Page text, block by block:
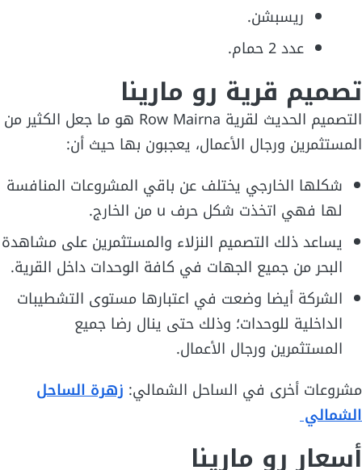
ريسبشن.
عدد 2 حمام.
تصميم قرية رو مارينا
التصميم الحديث لقرية Row Mairna هو ما جعل الكثير من
المستثمرين ورجال الأعمال، يعجبون بها حيث أن:
شكلها الخارجي يختلف عن باقي المشروعات المنافسة
لها فهي اتخذت شكل حرف u من الخارج.
يساعد ذلك التصميم النزلاء والمستثمرين على مشاهدة
البحر من جميع الجهات في كافة الوحدات داخل القرية.
الشركة أيضا وضعت في اعتبارها مستوى التشطيبات
الداخلية للوحدات؛ وذلك حتى ينال رضا جميع
المستثمرين ورجال الأعمال.
مشروعات أخرى في الساحل الشمالي: زهرة الساحل
الشمالي
أسعار رو مارينا